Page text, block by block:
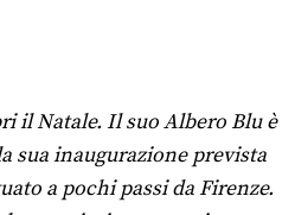
il Natale. Il suo Albero Blu è
sua inaugurazione prevista
a pochi passi da Firenze.